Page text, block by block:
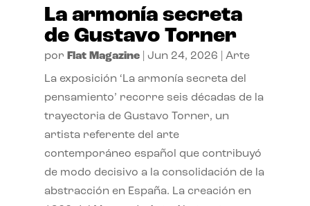
La armonía secreta
de Gustavo Torner
por Flat Magazine| Jun 24, 2026 Arte
La exposición ‘La armonía secreta del
pensamiento’ recorre seis décadas de la
trayectoria de Gustavo Torner, un
artista referente del arte
contemporáneo español que contribuyó
de modo decisivo a la consolidación de la
abstracción en España. La creación en